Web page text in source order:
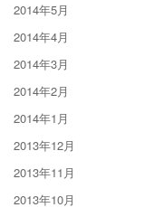
2014年5月
2014年4月
2014年3月
2014年2月
2014年1月
2013年12月
2013年11月
2013年10月